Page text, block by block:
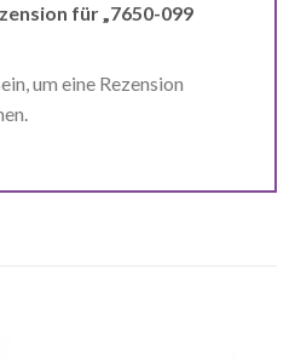
für „7650-099
um eine Rezension